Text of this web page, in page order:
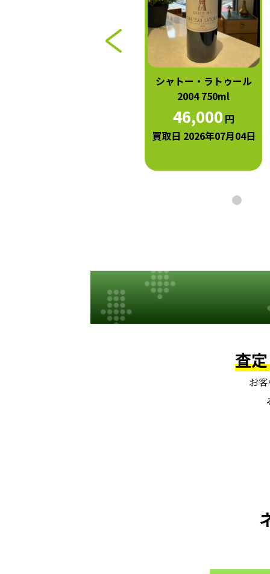
シャトー・ラトゥール
2004 750ml
46,000 円
買取日 2026年07月04日
査
お